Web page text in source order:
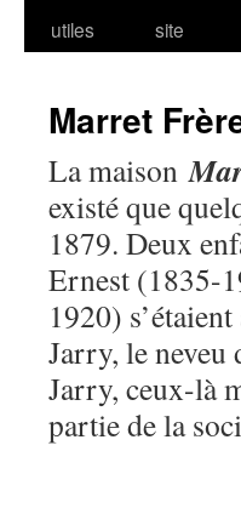
utiles
site
Marret
La maison
existé que
1879. Deux
Ernest (1835-
1920)
Jarry, le neveu
Jarry, ceux-là
partie de la